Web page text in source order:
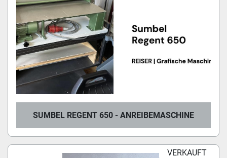
SUMBEL REGENT 650 - ANREIBEMASCHINE
VERKAUFT